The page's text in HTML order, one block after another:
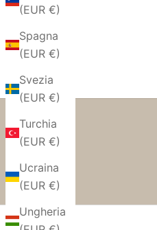
(EUR €)
Spagna
(EUR €)
Svezia
(EUR €)
Turchia
(EUR €)
Ucraina
(EUR €)
Ungheria